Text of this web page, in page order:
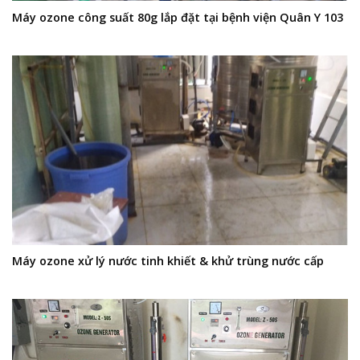
Máy ozone công suất 80g lắp đặt tại bệnh viện Quân Y 103
Máy ozone xử lý nước tinh khiết & khử trùng nước cấp